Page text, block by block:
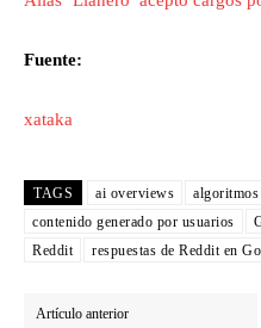
Fuente:
xataka
TAGS ai overviews algoritmos
contenido generado por usuarios
Reddit
respuestas de Reddit en
Artículo anterior